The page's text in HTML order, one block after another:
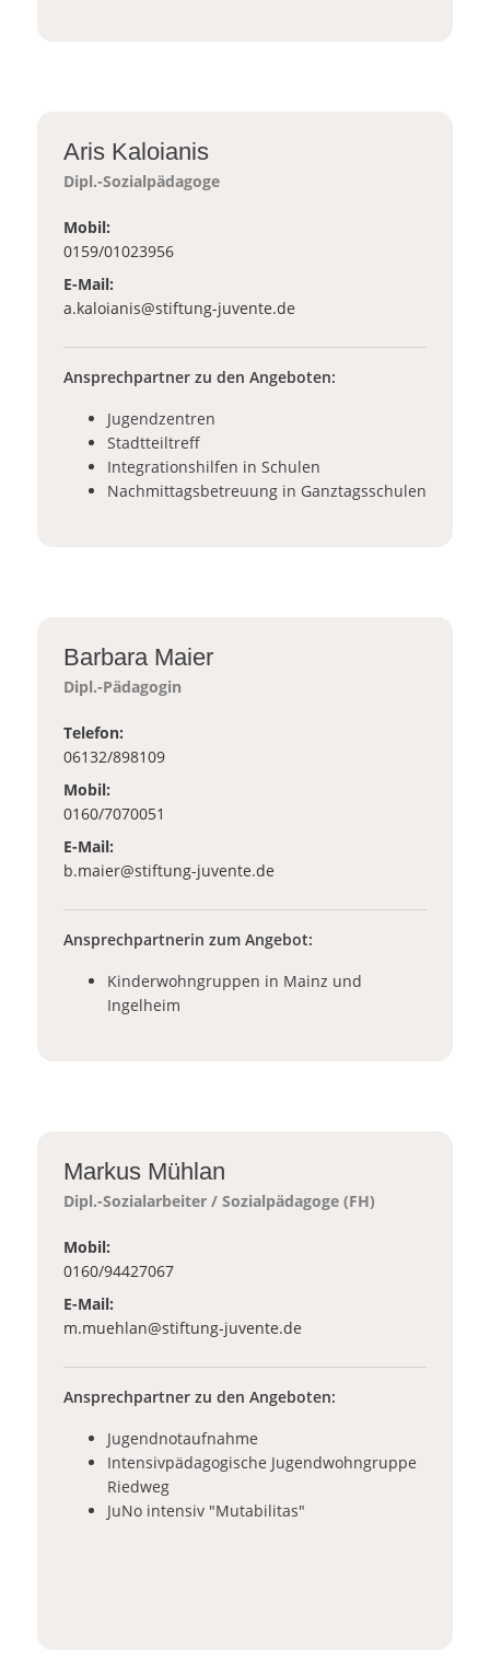
Aris Kaloianis
Dipl.-Sozialpädagoge
Mobil:
0159/01023956
E-Mail:
a.kaloianis
_at_
stiftung-juvente.de
Ansprechpartner zu den Angeboten:
Jugendzentren
Stadtteiltreff
Integrationshilfen in Schulen
Nachmittagsbetreuung in Ganztagsschulen
Barbara Maier
Dipl.-Pädagogin
Telefon:
06132/898109
Mobil:
0160/7070051
E-Mail:
b.maier
_at_
stiftung-juvente.de
Ansprechpartnerin zum Angebot:
Kinderwohngruppen in Mainz und
Ingelheim
Markus Mühlan
Dipl.-Sozialarbeiter / Sozialpädagoge (FH)
Mobil:
0160/94427067
E-Mail:
m.muehlan
_at_
stiftung-juvente.de
Ansprechpartner zu den Angeboten:
Jugendnotaufnahme
Intensivpädagogische Jugendwohngruppe
Riedweg
JuNo intensiv "Mutabilitas"